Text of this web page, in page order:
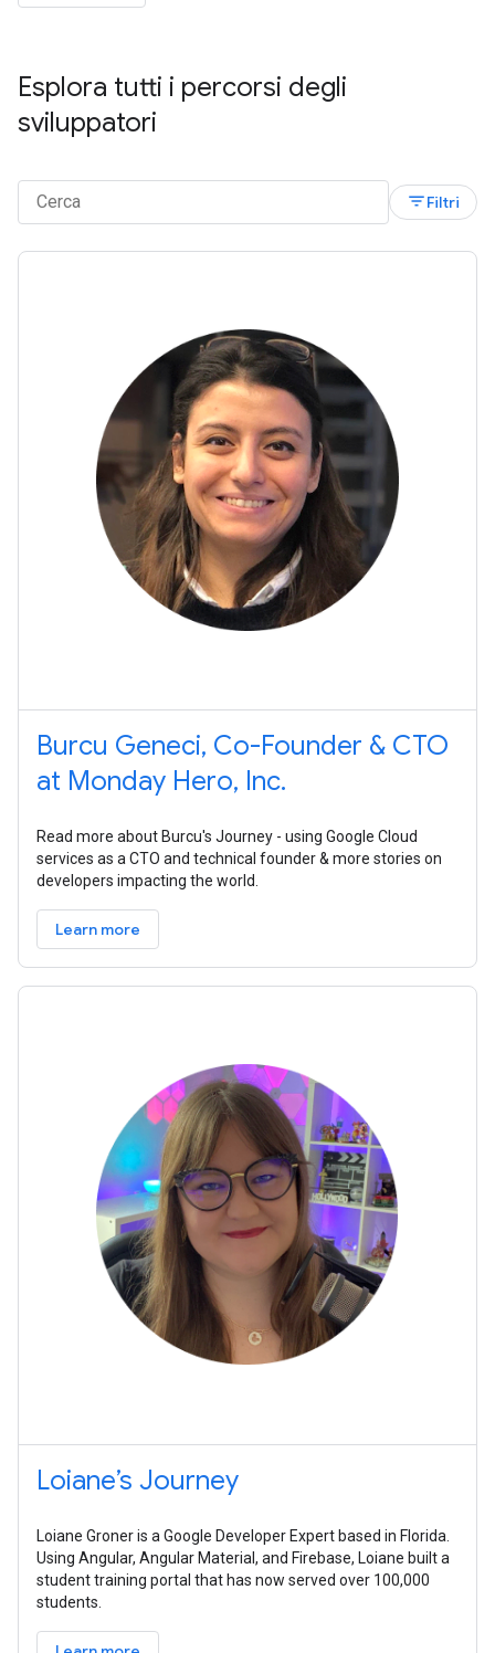
Esplora tutti i percorsi degli
sviluppatori
filter_listFiltri
Burcu Geneci, Co-Founder & CTO
at Monday Hero, Inc.
Read more about Burcu's Journey - using Google Cloud
services as a CTO and technical founder & more stories on
developers impacting the world.
Learn more
Loiane’s Journey
Loiane Groner is a Google Developer Expert based in Florida.
Using Angular, Angular Material, and Firebase, Loiane built a
student training portal that has now served over 100,000
students.